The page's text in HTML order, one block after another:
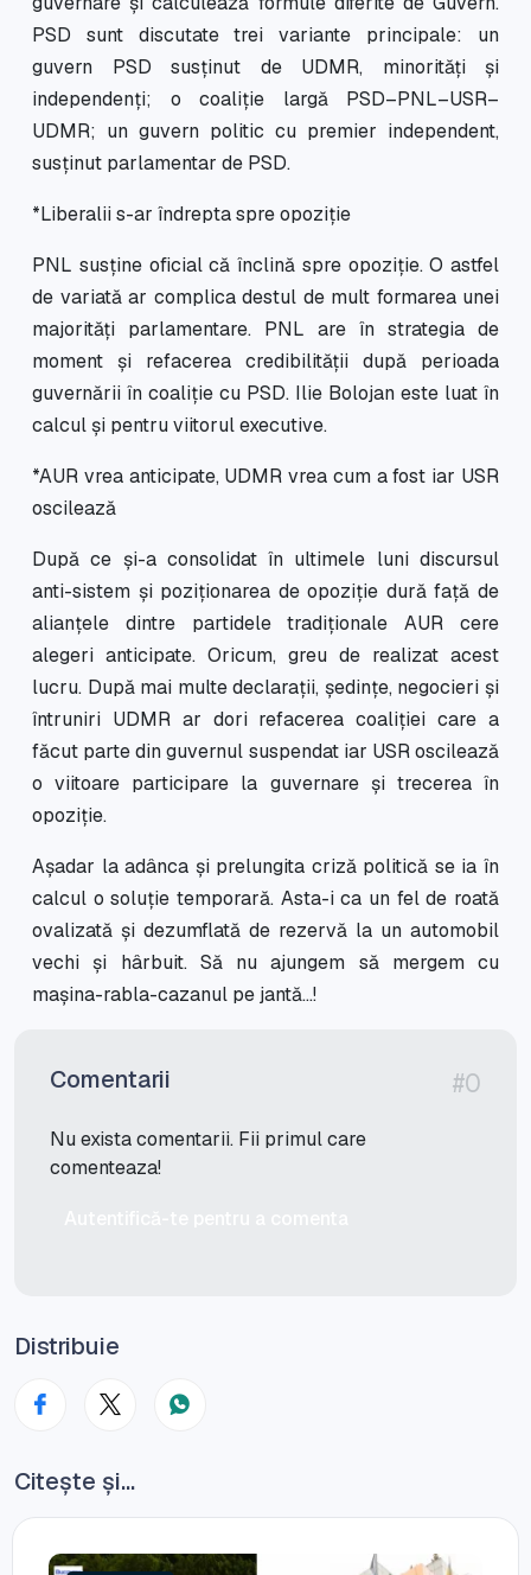
PSD sunt discutate trei variante principale: un
guvern PSD susținut de UDMR, minorități și
independenți; o coaliție largă PSD–PNL–USR–
UDMR; un guvern politic cu premier independent,
susținut parlamentar de PSD.
*Liberalii s-ar îndrepta spre opoziție
PNL susține oficial că înclină spre opoziție. O astfel
de variată ar complica destul de mult formarea unei
majorități parlamentare. PNL are în strategia de
moment și refacerea credibilității după perioada
guvernării în coaliție cu PSD. Ilie Bolojan este luat în
calcul și pentru viitorul executive.
*AUR vrea anticipate, UDMR vrea cum a fost iar USR
oscilează
După ce și-a consolidat în ultimele luni discursul
anti-sistem și poziționarea de opoziție dură față de
alianțele dintre partidele tradiționale AUR cere
alegeri anticipate. Oricum, greu de realizat acest
lucru. După mai multe declarații, ședințe, negocieri și
întruniri UDMR ar dori refacerea coaliției care a
făcut parte din guvernul suspendat iar USR oscilează
o viitoare participare la guvernare și trecerea în
opoziție.
Așadar la adânca și prelungita criză politică se ia în
calcul o soluție temporară. Asta-i ca un fel de roată
ovalizată și dezumflată de rezervă la un automobil
vechi și hârbuit. Să nu ajungem să mergem cu
mașina-rabla-cazanul pe jantă…!
Comentarii #0
Nu exista comentarii. Fii primul care
comenteaza!
Distribuie
Citește și...